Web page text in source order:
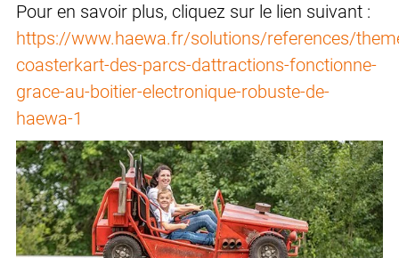
Pour en savoir plus, cliquez sur le lien suivant :
https://www.haewa.fr/solutions/references/
coasterkart-des-parcs-dattractions-fonctionne-
grace-au-boitier-electronique-robuste-de-
haewa-1